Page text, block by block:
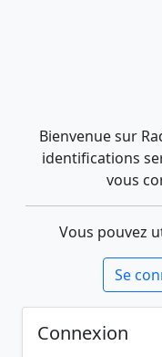
Bienvenue sur
identifications
vous
Vous pouvez
Se
Connexion